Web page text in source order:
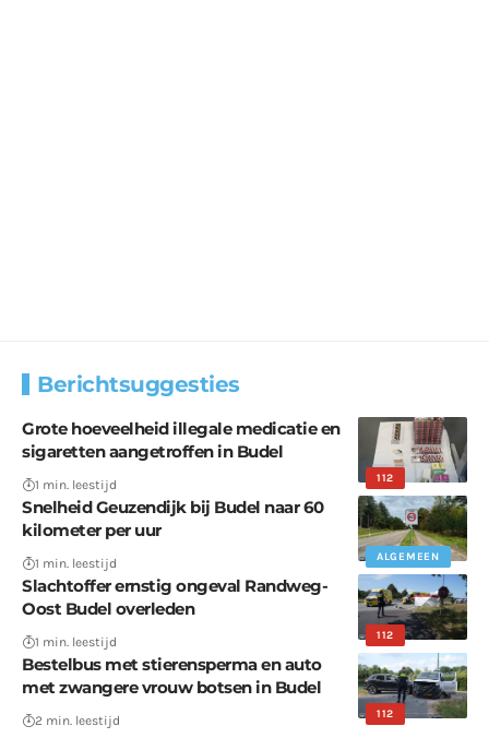
Berichtsuggesties
112
Grote hoeveelheid illegale medicatie en
sigaretten aangetroffen in Budel
1 min. leestijd
ALGEMEEN
Snelheid Geuzendijk bij Budel naar 60
kilometer per uur
1 min. leestijd
112
Slachtoffer ernstig ongeval Randweg-
Oost Budel overleden
1 min. leestijd
112
Bestelbus met stierensperma en auto
met zwangere vrouw botsen in Budel
2 min. leestijd